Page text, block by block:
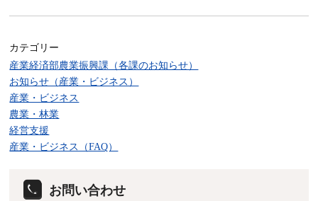
カテゴリー
産業経済部農業振興課（各課のお知らせ）
お知らせ（産業・ビジネス）
産業・ビジネス
農業・林業
経営支援
産業・ビジネス（FAQ）
お問い合わせ